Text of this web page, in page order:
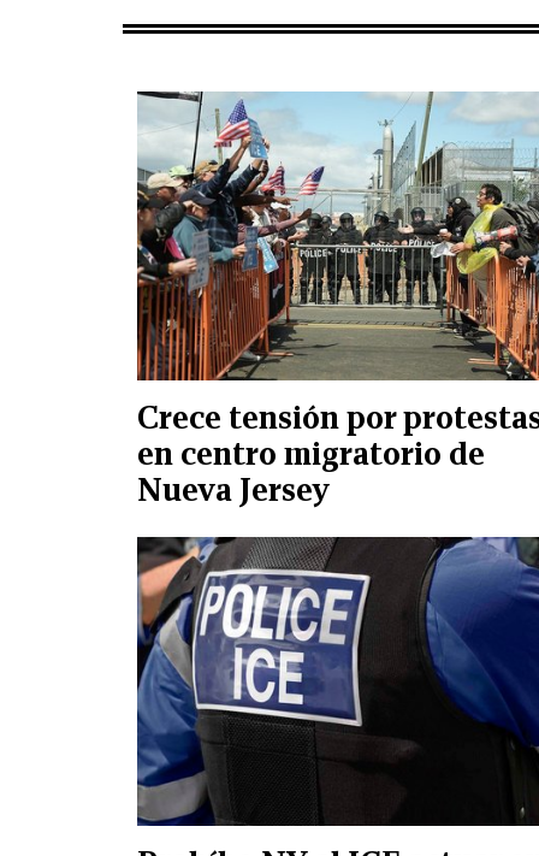
Crece tensión por
en centro migratorio de
Nueva Jersey